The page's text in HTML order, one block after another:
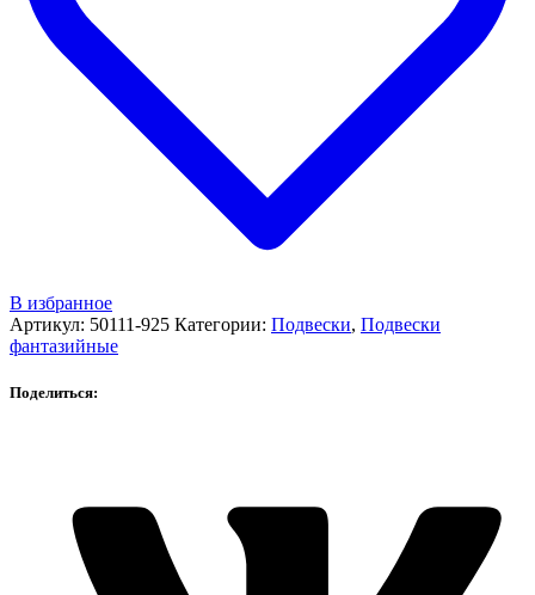
В избранное
Артикул: 50111-925 Категории: Подвески, Подвески
фантазийные
Поделиться: